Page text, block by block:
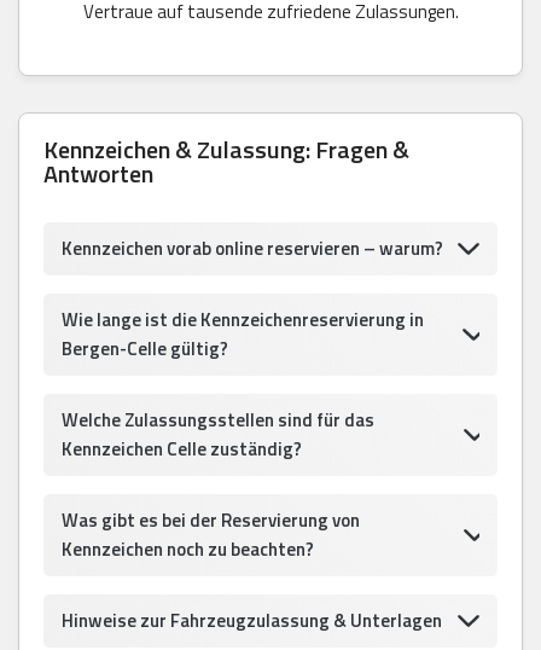
Vertraue auf tausende zufriedene Zulassungen.
Kennzeichen & Zulassung: Fragen &
Antworten
Kennzeichen vorab online reservieren – warum?
Wie lange ist die Kennzeichenreservierung in
Bergen-Celle gültig?
Welche Zulassungsstellen sind für das
Kennzeichen Celle zuständig?
Was gibt es bei der Reservierung von
Kennzeichen noch zu beachten?
Hinweise zur Fahrzeugzulassung & Unterlagen